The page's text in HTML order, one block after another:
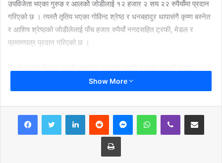
उपविजेता भएका गुरुङ र आलकोे जोडीलाई १२ हजार २ सय २२ रुपैयाँमा प्रदान
गरिएको छ । त्यस्तै तृतिय भएका गोविन्द श्रेष्ठ र धनबहादुर थापासंगै कृष्ण बस्नेत
र आशिष श्रेष्ठको जोडीलेलाई पाँच हजार रुपैयाँ नगदसहित ट्रफी, मेडल र
प्रमाणपत्र प्रदान गरिएको छ ।
उपरिक्षक युवराज तिम्लिसिना र धनबहादुर गुरुङको जोडि पहिलो भएका छन् ।
सागर थापा र सुरव कँडेलको जोडी दोस्रो स्थान हासिल गरेका छन् । सफल भुजेल
र तुलाराम थापाको जोडीले तेस्रो स्थान हासिल गरे । उनीहरुलाई क्रमश ः ११
हजार १ सय ११ रुपैयाँ, पाँच हजार ५ सय ५५ रुपैयाँ र चार हजार रुपैयाँको साथमा
ट्रफी, मेडल र प्रमाणपत्र प्रदान गरियो ।
त्यस्तै महिलातर्फ ४० वर्ष भन्दा माथिका बीच भएको खेलमा बिष्णु थापा र मिलन
Show More
LinkedInReddit MessengerWhatsAppViber Share via Email
Print